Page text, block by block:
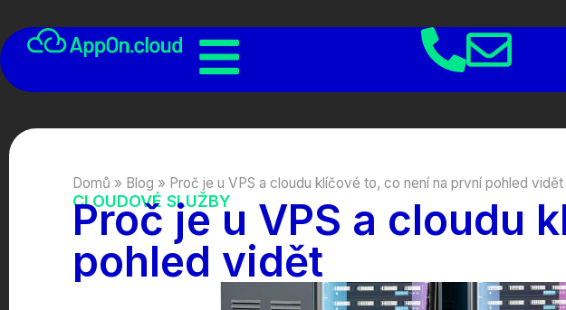
Domů » Blog » Proč je u VPS a cloudu klíčové to, co není na první pohled vidět
CLOUDOVÉ SLUŽBY
Proč je u VPS a cloudu
pohled vidět